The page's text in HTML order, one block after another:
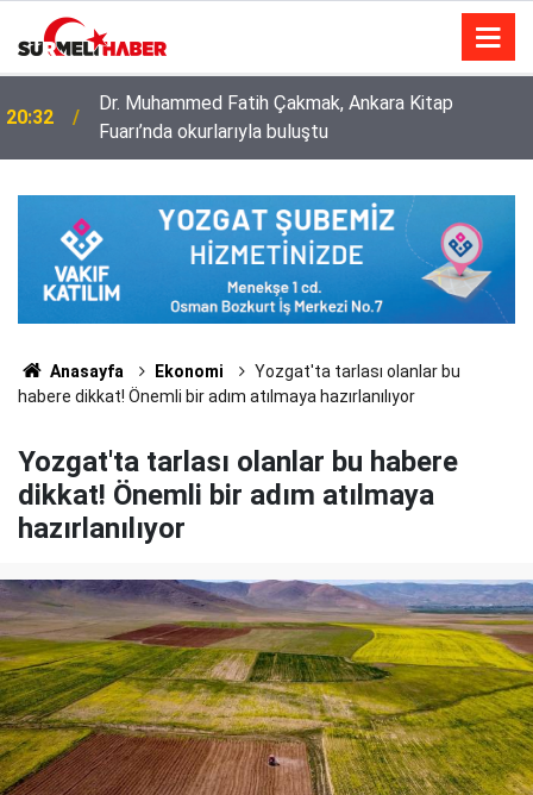
14:52
Diyanet İşleri Başkanlığı ile Türkiye Diyanet Vakfı
milyonları sevindirdi
Anasayfa Ekonomi
Yozgat'ta tarlası olanlar bu
habere dikkat! Önemli bir adım atılmaya hazırlanılıyor
Yozgat'ta tarlası olanlar bu habere
dikkat! Önemli bir adım atılmaya
hazırlanılıyor